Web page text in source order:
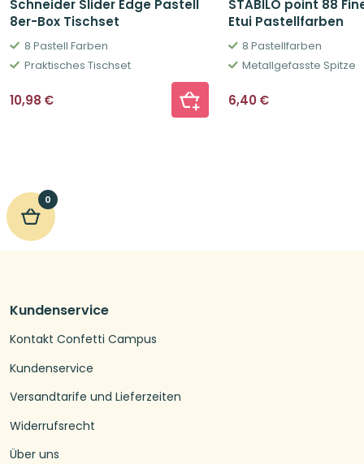
Schneider Slider Edge Pastell
8er-Box Tischset
8 Pastell Farben
Praktisches Tischset
10,98 €
STABILO point 88
Etui Pastellfarben
8 Pastellfarben
Metallgefasste Spitze
6,40 €
0
Kundenservice
Kontakt Confetti Campus
Kundenservice
Versandtarife und Lieferzeiten
Widerrufsrecht
Über uns